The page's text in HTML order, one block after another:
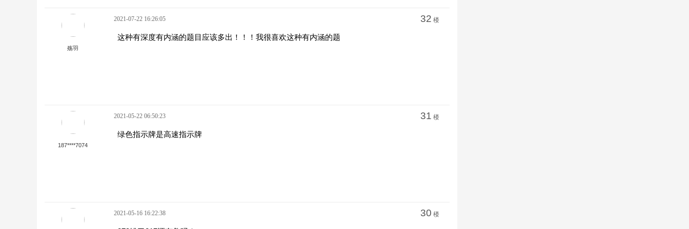
殇羽
2021-07-22 16:26:05 32 楼
这种有深度有内涵的题目应该多出！！！我很喜欢这种有内涵的题
187****7074
2021-05-22 06:50:23 31 楼
绿色指示牌是高速指示牌
2021-05-16 16:22:38 30 楼